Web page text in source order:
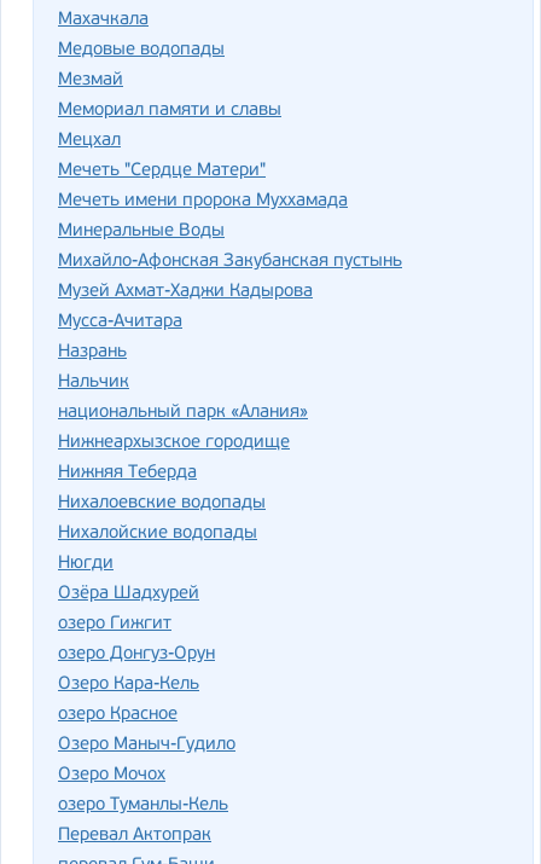
Махачкала
Медовые водопады
Мезмай
Мемориал памяти и славы
Мецхал
Мечеть "Сердце Матери"
Мечеть имени пророка Муххамада
Минеральные Воды
Михайло-Афонская Закубанская пустынь
Музей Ахмат-Хаджи Кадырова
Мусса-Ачитара
Назрань
Нальчик
национальный парк «Алания»
Нижнеархызское городище
Нижняя Теберда
Нихалоевские водопады
Нихалойские водопады
Нюгди
Озёра Шадхурей
озеро Гижгит
озеро Донгуз-Орун
Озеро Кара-Кель
озеро Красное
Озеро Маныч-Гудило
Озеро Мочох
озеро Туманлы-Кель
Перевал Актопрак